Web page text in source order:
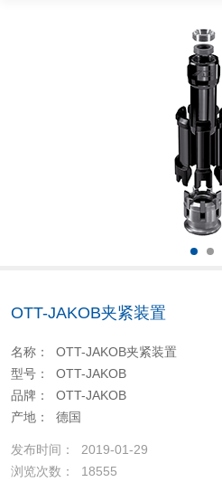
OTT-JAKOB夹紧装置
名称： OTT-JAKOB夹紧装置
型号： OTT-JAKOB
品牌： OTT-JAKOB
产地： 德国
发布时间： 2019-01-29
浏览次数： 18555